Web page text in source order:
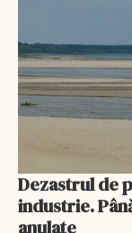
Dezastrul de
industrie.
anulate